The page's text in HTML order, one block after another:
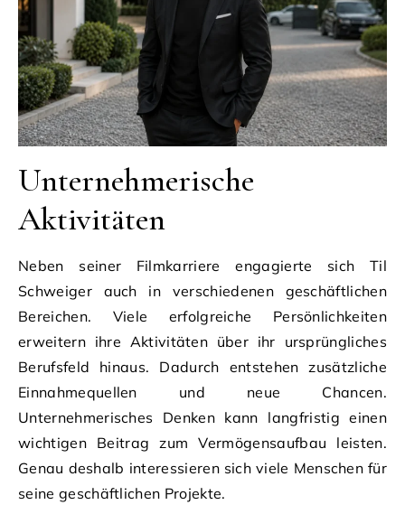
Unternehmerische
Aktivitäten
Neben seiner Filmkarriere engagierte sich Til
Schweiger auch in verschiedenen geschäftlichen
Bereichen. Viele erfolgreiche Persönlichkeiten
erweitern ihre Aktivitäten über ihr ursprüngliches
Berufsfeld hinaus. Dadurch entstehen zusätzliche
Einnahmequellen und neue Chancen.
Unternehmerisches Denken kann langfristig einen
wichtigen Beitrag zum Vermögensaufbau leisten.
Genau deshalb interessieren sich viele Menschen für
seine geschäftlichen Projekte.